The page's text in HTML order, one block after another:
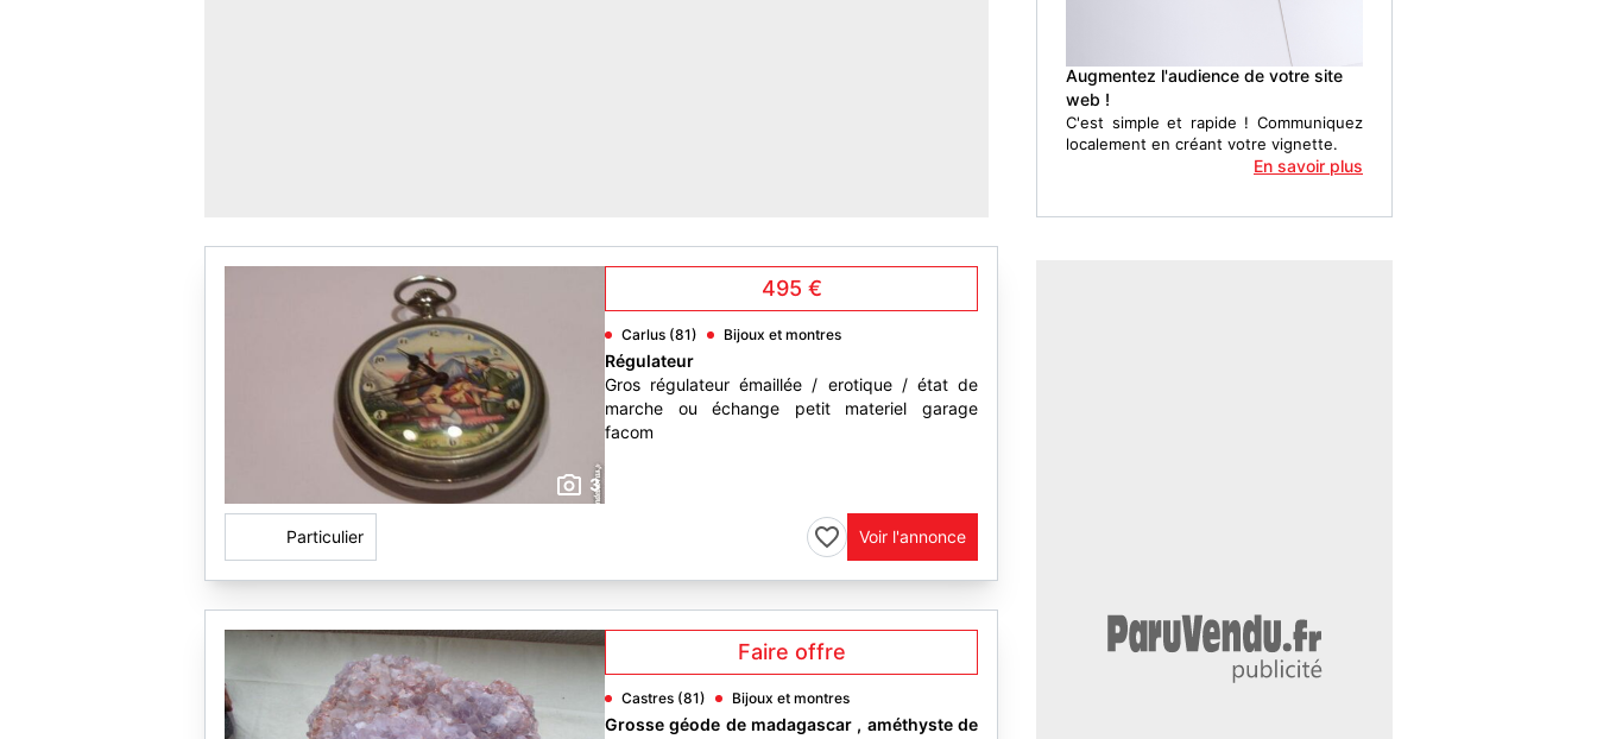
3
495 €
Carlus (81) Bijoux et montres
Régulateur
Gros régulateur émaillée / erotique / état de
marche ou échange petit materiel garage
facom
Particulier Voir l'annonce
Faire offre
Castres (81) Bijoux et montres
Grosse géode de madagascar , améthyste de
Augmentez l'audience de votre site
web !
C'est simple et rapide ! Communiquez
localement en créant votre vignette.
En savoir plus